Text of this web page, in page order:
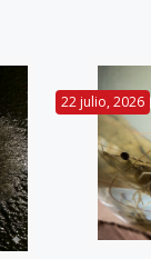
22 julio, 2026